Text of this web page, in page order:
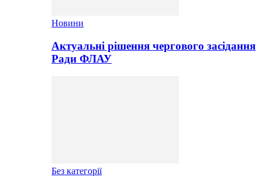
Новини
Актуальні рішення чергового засідання
Ради ФЛАУ
Без категорії